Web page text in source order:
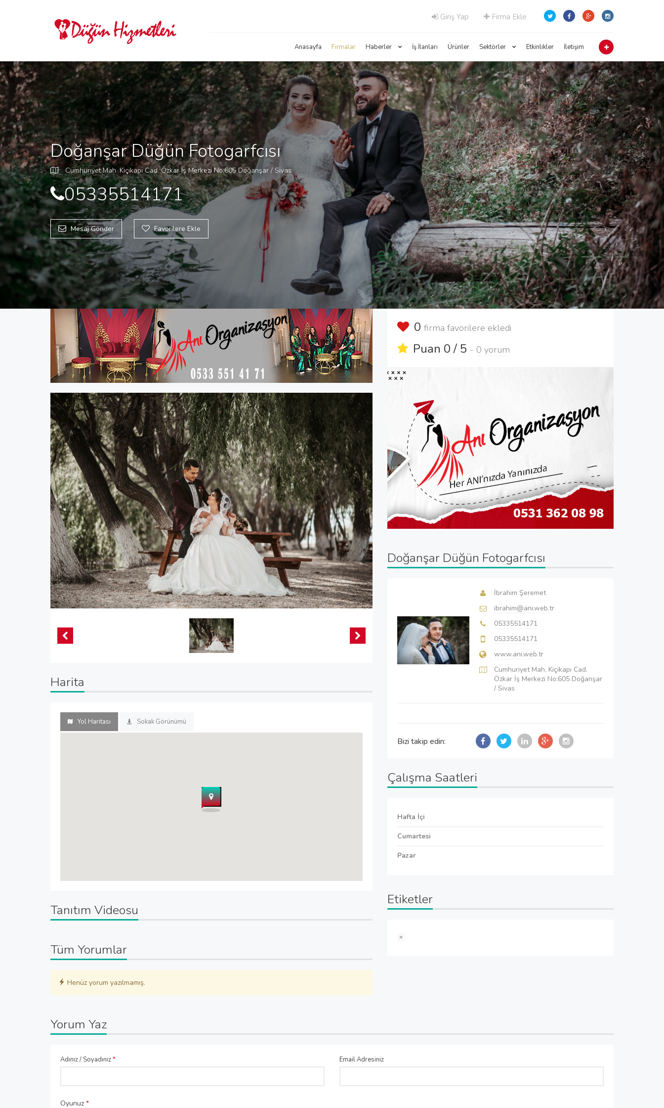
Giriş Yap Firma Ekle
Anasayfa Firmalar Haberler İş İlanları Ürünler Sektörler Etkinlikler İletişim
Doğanşar Düğün Fotogarfcısı
Cumhuriyet Mah. Kiçikapı Cad. Özkar İş Merkezi No:605 Doğanşar / Sivas
05335514171
Mesaj Gönder Favorilere Ekle
Harita
Yol Haritası Sokak Görünümü
Tanıtım Videosu
Tüm Yorumlar
Henüz yorum yazılmamış.
0firma favorilere ekledi
Puan 0 / 5 - 0 yorum
Doğanşar Düğün Fotogarfcısı
İbrahim Şeremet
ibrahim@ani.web.tr
05335514171
05335514171
www.ani.web.tr
Cumhuriyet Mah. Kiçikapı Cad.
Özkar İş Merkezi No:605 Doğanşar
/ Sivas
Bizi takip edin:
Çalışma Saatleri
Hafta İçi
Cumartesi
Pazar
Etiketler
Yorum Yaz
Adınız / Soyadınız* Email Adresiniz
Oyunuz *